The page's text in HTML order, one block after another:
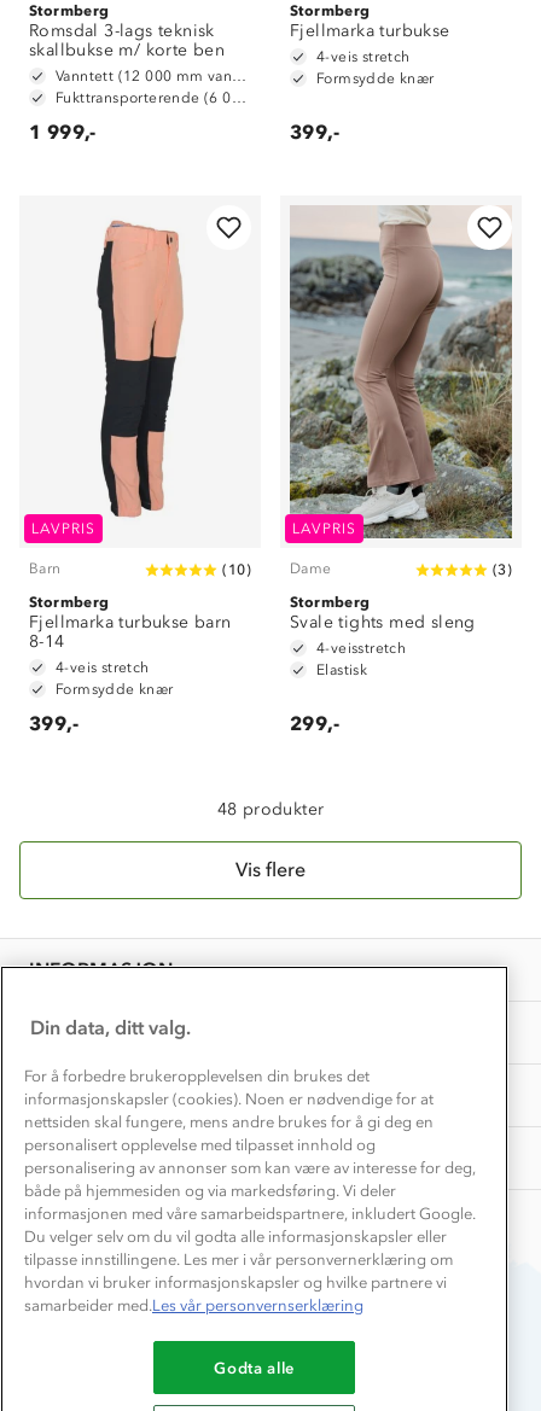
Stormberg
Romsdal 3-lags teknisk
skallbukse m/ korte ben
Vanntett (12 000 mm vannsøyle)
Fukttransporterende (6 000 g/ m2/ 24t)
1 999,-
Stormberg
Fjellmarka turbukse
4-veis stretch
Formsydde knær
399,-
LAVPRIS
Barn ( 10)
Stormberg
Fjellmarka turbukse barn
8-14
4-veis stretch
Formsydde knær
399,-
LAVPRIS
Dame (3)
Stormberg
Svale tights med sleng
4-veisstretch
Elastisk
299,-
48 produkter
Vis flere
INFORMASJON
Kundeservice
Kontakt oss
Våre butikker
Bedrift, barnehage og SFO
Presse
OM OSS
Om Stormberg
Verdigrunnlag
Klima og miljø
Etisk handel
Dyreetikk
Samarbeide med oss?
TIPS OG RÅD
Trelagsprinsippet barn
Alt du trenger til Norgesferien
Dette trenger du til barnehagen
Store størrelser
Turmat oppskrifter
Beredskap
AKTIVITETER
Norgesferie 🇳🇴
Få turinspirasjon og tips her⛰
Overnatte utendørs⛺
Leirskole 🥾
Barnehageansatt
Tips til hyttetur
Du betaler enkelt med
Din data, ditt valg.
For å forbedre brukeropplevelsen din brukes det
informasjonskapsler (cookies). Noen er nødvendige for at
nettsiden skal fungere, mens andre brukes for å gi deg en
personalisert opplevelse med tilpasset innhold og
personalisering av annonser som kan være av interesse for deg,
både på hjemmesiden og via markedsføring. Vi deler
informasjonen med våre samarbeidspartnere, inkludert Google.
Du velger selv om du vil godta alle informasjonskapsler eller
tilpasse innstillingene. Les mer i vår personvernerklæring om
hvordan vi bruker informasjonskapsler og hvilke partnere vi
samarbeider med.Les vår personvernserklæring
Godta alle